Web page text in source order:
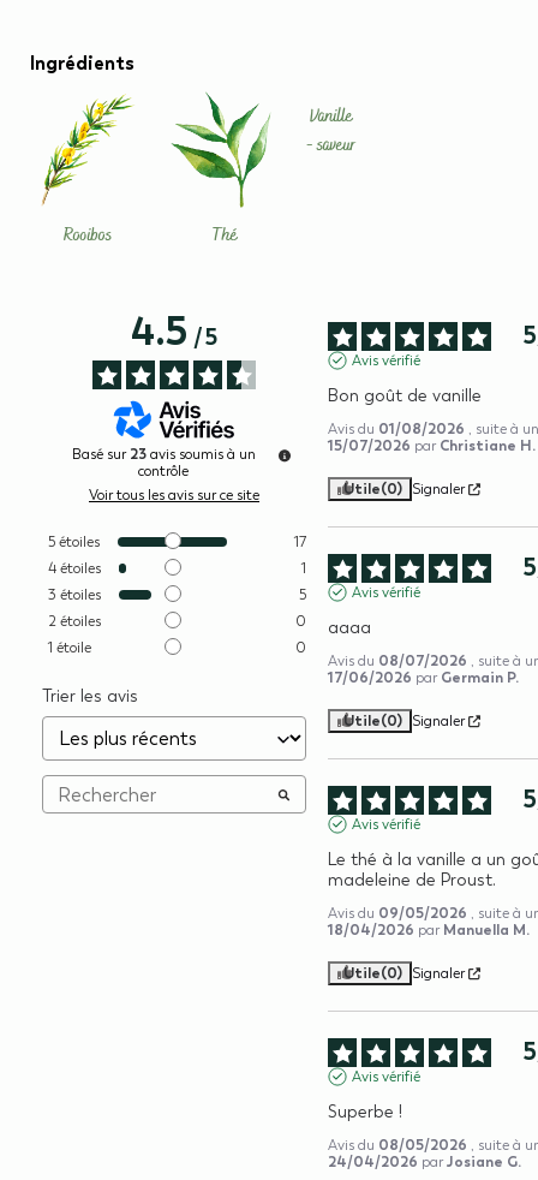
Ingrédients
Rooibos Thé
Vanille
- saveur
4.5/5
Basé sur 23 avis soumis à un
contrôle
Voir tous les avis sur ce site
5 étoiles
17
4 étoiles
1
3 étoiles
5
2 étoiles
0
1 étoile 0
Trier les avis
5
Avis vérifié
Bon goût de vanille
Avis du 01/08/2026 , suite à
15/07/2026 par Christiane H.
Utile(0) Signaler
5
Avis vérifié
aaaa
Avis du 08/07/2026 , suite à
17/06/2026 par Germain P.
Utile(0) Signaler
5
Avis vérifié
Le thé à la vanille a un
madeleine de Proust.
Avis du 09/05/2026 , suite à
18/04/2026 par Manuella M.
Utile(0) Signaler
5
Avis vérifié
Superbe !
Avis du 08/05/2026 , suite à
24/04/2026 parJosiane G.